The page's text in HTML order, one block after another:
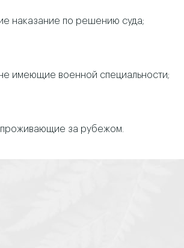
наказание по решению суда;
имеющие военной специальности;
за рубежом.